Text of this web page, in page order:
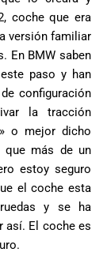
coche que era
versión familiar
En BMW saben
paso y han
configuración
la tracción
o mejor dicho
que más de un
estoy seguro
el coche esta
y se ha
así. El coche es